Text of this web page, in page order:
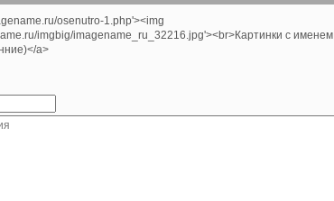
osenutro-1.php'><img
imgbig/imagename_ru_32216.jpg'><br>Картинки с именем
a>